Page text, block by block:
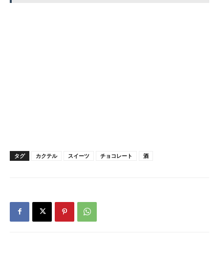
タグ カクテル スイーツ チョコレート 酒